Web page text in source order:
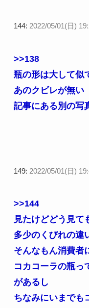
144: 2022/05/01(日)
>>138
瓶の形は大して似
あのクビレが無い
記事にある別の写
149: 2022/05/01(日)
>>144
見たけどどう見て
多少のくびれの違
そんなもん消費者
コカコーラの瓶っ
があるし
ちなみにいまでも